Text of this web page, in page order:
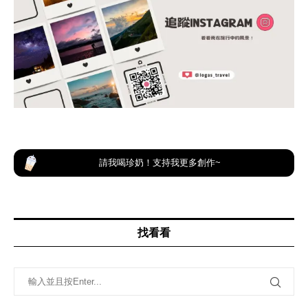
請我喝珍奶！支持我更多創作~
找看看